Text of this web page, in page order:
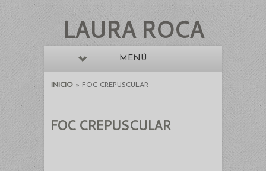
LAURA ROCA
MENÚ
INICIO » FOC CREPUSCULAR
FOC CREPUSCULAR